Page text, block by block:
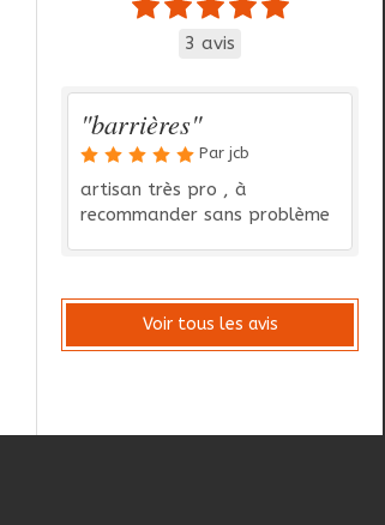
3 avis
"barrières"
Par jcb
artisan très pro , à
recommander sans problème
Voir tous les avis